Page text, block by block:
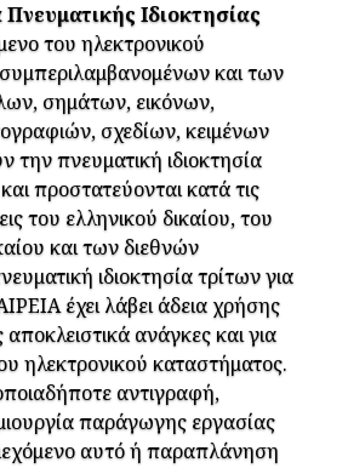
Ιδιοκτησίας
του ηλεκτρονικού
και των
σημάτων, εικόνων,
σχεδίων, κειμένων
την πνευματική ιδιοκτησία
προστατεύονται κατά τις
του ελληνικού δικαίου, του
και των διεθνών
ιδιοκτησία τρίτων για
έχει λάβει άδεια χρήσης
αποκλειστικά ανάγκες και για
ηλεκτρονικού καταστήματος.
αντιγραφή,
παράγωγης εργασίας
αυτό ή παραπλάνηση